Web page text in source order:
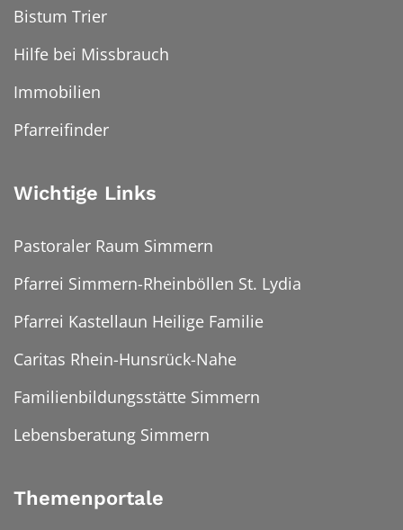
Bistum Trier
Hilfe bei Missbrauch
Immobilien
Pfarreifinder
Wichtige Links
Pastoraler Raum Simmern
Pfarrei Simmern-Rheinböllen St. Lydia
Pfarrei Kastellaun Heilige Familie
Caritas Rhein-Hunsrück-Nahe
Familienbildungsstätte Simmern
Lebensberatung Simmern
Themenportale